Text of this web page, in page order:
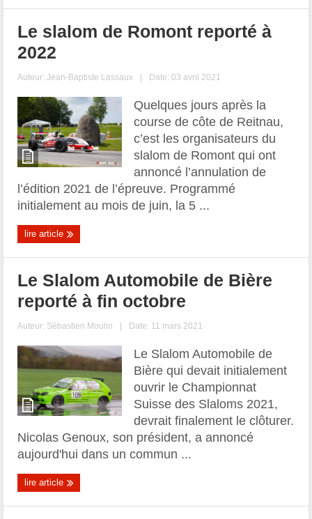
Le slalom de Romont reporté à
2022
Auteur:Jean-Baptiste Lassaux | Date: 03 avril 2021
Quelques jours après la
course de côte de Reitnau,
c’est les organisateurs du
slalom de Romont qui ont
annoncé l’annulation de
l’édition 2021 de l’épreuve. Programmé
initialement au mois de juin, la 5 ...
lire article
Le Slalom Automobile de Bière
reporté à fin octobre
Auteur: Sébastien Moulin | Date: 11 mars 2021
Le Slalom Automobile de
Bière qui devait initialement
ouvrir le Championnat
Suisse des Slaloms 2021,
devrait finalement le clôturer.
Nicolas Genoux, son président, a annoncé
aujourd'hui dans un commun ...
lire article